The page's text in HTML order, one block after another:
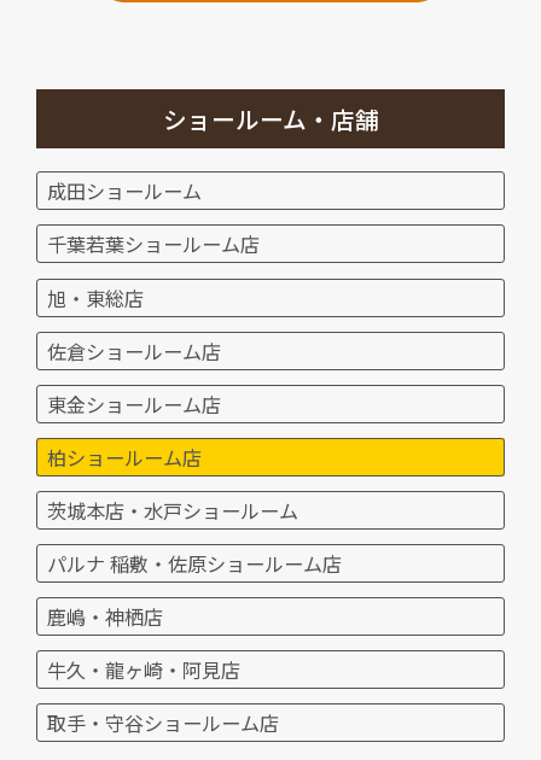
ショールーム・店舗
成田ショールーム
千葉若葉ショールーム店
旭・東総店
佐倉ショールーム店
東金ショールーム店
柏ショールーム店
茨城本店・水戸ショールーム
パルナ 稲敷・佐原ショールーム店
鹿嶋・神栖店
牛久・龍ヶ崎・阿見店
取手・守谷ショールーム店